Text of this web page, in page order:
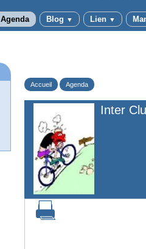
Agenda Blog ▼ Lien ▼
Accueil Agenda
Inter